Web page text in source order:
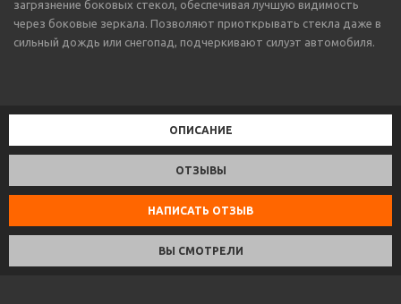
загрязнение боковых стекол, обеспечивая лучшую видимость
через боковые зеркала. Позволяют приоткрывать стекла даже в
сильный дождь или снегопад, подчеркивают силуэт автомобиля.
ОПИСАНИЕ
ОТЗЫВЫ
НАПИСАТЬ ОТЗЫВ
ВЫ СМОТРЕЛИ